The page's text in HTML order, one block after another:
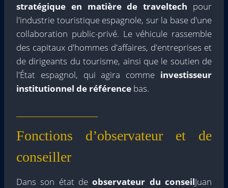
stratégique en matière de traveltech pour
l'industrie touristique espagnole, sur la base d'une
collaboration public-privé. Le véhicule rassemble
des capitaux d'hommes d'affaires, d'entreprises et
de dirigeants du tourisme, ainsi que le soutien de
l'État espagnol, qui agira comme investisseur
institutionnel de référence bas.
Fonctions d’observateur et de
conseiller
Dans son état deobservateur du conseilJuan